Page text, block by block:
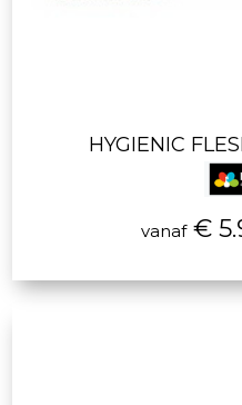
HYGIENIC
vanaf€